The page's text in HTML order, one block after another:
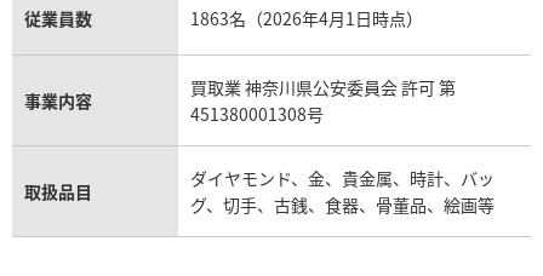
従業員数 1863名（2026年4月1日時点）
事業内容
買取業 神奈川県公安委員会 許可 第
451380001308号
取扱品目
ダイヤモンド、金、貴金属、時計、バッ
グ、切手、古銭、食器、骨董品、絵画等